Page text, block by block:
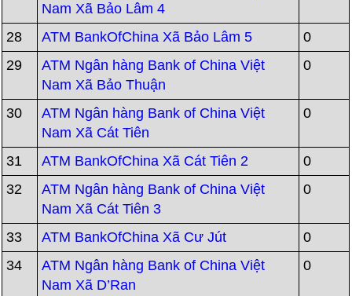
Nam Xã Bảo Lâm 4
28 ATM BankOfChina Xã Bảo Lâm 5
0
29
ATM Ngân hàng Bank of China Việt
Nam Xã Bảo Thuận
0
30
ATM Ngân hàng Bank of China Việt
Nam Xã Cát Tiên
0
31 ATM BankOfChina Xã Cát Tiên 2
0
32
ATM Ngân hàng Bank of China Việt
Nam Xã Cát Tiên 3
0
33 ATM BankOfChina Xã Cư Jút
0
34
ATM Ngân hàng Bank of China Việt
Nam Xã D’Ran
0